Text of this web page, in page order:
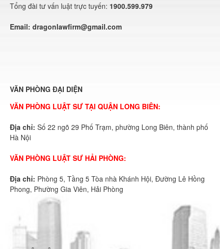
Tổng đài tư vấn luật trực tuyến: 1900.599.979
Email: dragonlawfirm@gmail.com
VĂN PHÒNG ĐẠI DIỆN
VĂN PHÒNG LUẬT SƯ TẠI QUẬN LONG BIÊN:
Địa chỉ: Số 22 ngõ 29 Phố Trạm, phường Long Biên, thành phố
Hà Nội
VĂN PHÒNG LUẬT SƯ HẢI PHÒNG:
Địa chỉ: Phòng 5, Tầng 5 Tòa nhà Khánh Hội, Đường Lê Hồng
Phong, Phường Gia Viên, Hải Phòng